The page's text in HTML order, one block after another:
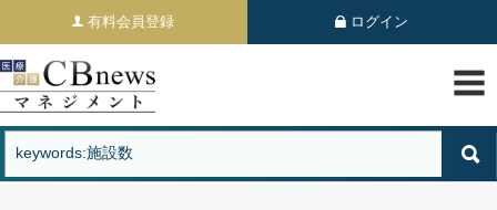
有料会員登録 ログイン